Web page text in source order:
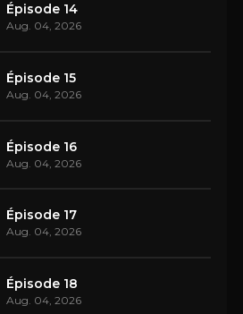
Épisode 14
Aug. 04, 2026
Épisode 15
Aug. 04, 2026
Épisode 16
Aug. 04, 2026
Épisode 17
Aug. 04, 2026
Épisode 18
Aug. 04, 2026